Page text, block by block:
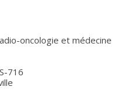
oncologie et médecine
716